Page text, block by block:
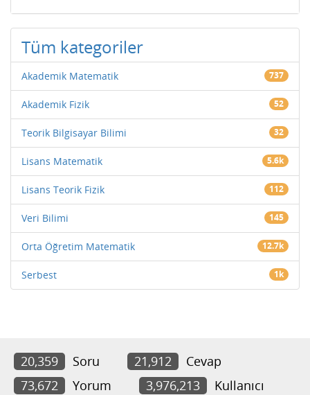
Tüm kategoriler
Akademik Matematik 737
Akademik Fizik 52
Teorik Bilgisayar Bilimi 32
Lisans Matematik 5.6k
Lisans Teorik Fizik 112
Veri Bilimi 145
Orta Öğretim Matematik 12.7k
Serbest 1k
20,359 Soru 21,912
Cevap
73,672
Yorum 3,976,213 Kullanıcı